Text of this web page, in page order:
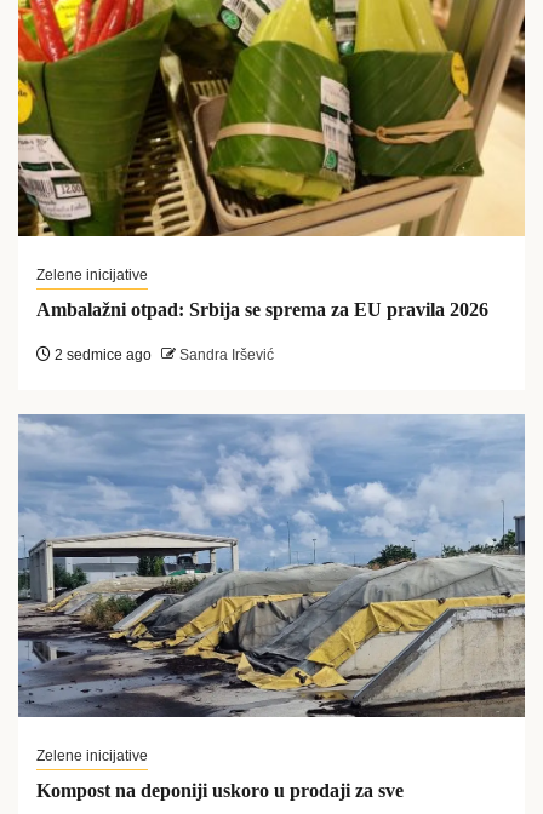
Zelene inicijative
Ambalažni otpad: Srbija se sprema za EU pravila 2026
2 sedmice ago Sandra Iršević
Zelene inicijative
Kompost na deponiji uskoro u prodaji za sve